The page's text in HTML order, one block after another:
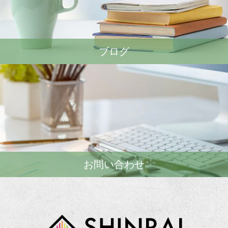
ブログ
お問い合わせ